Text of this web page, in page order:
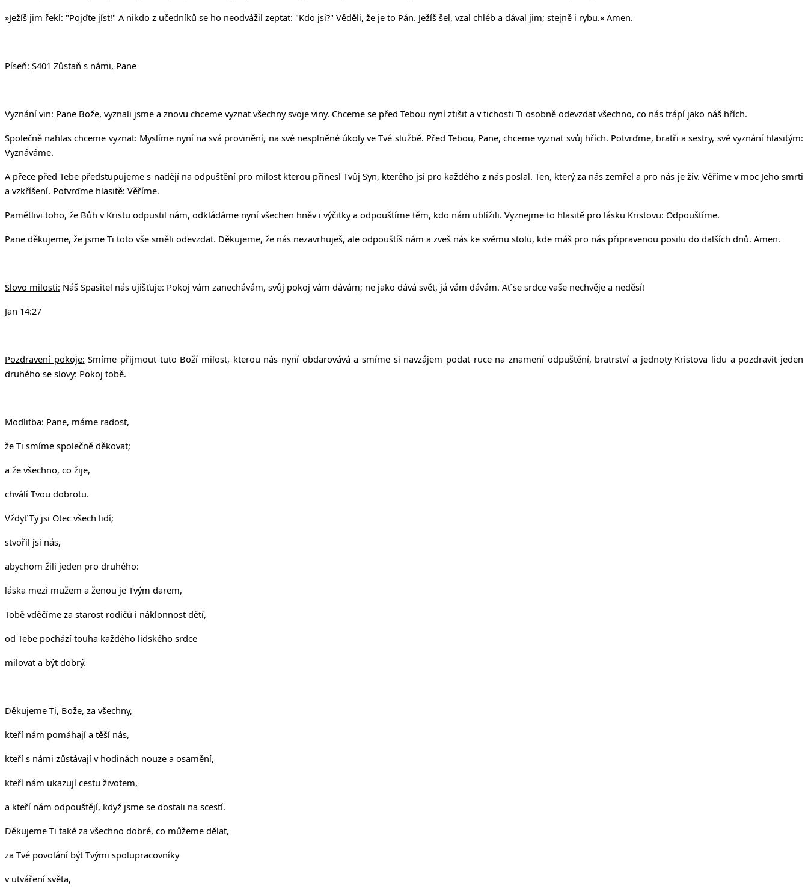
»Ježíš jim řekl: "Pojďte jíst!" A nikdo z učedníků se ho neodvážil zeptat: "Kdo jsi?" Věděli, že je to Pán. Ježíš šel, vzal chléb a dával jim; stejně i rybu.« Amen.
Píseň: S401 Zůstaň s námi, Pane
Vyznání vin: Pane Bože, vyznali jsme a znovu chceme vyznat všechny svoje viny. Chceme se před Tebou nyní ztišit a v tichosti Ti osobně odevzdat všechno, co nás trápí jako náš hřích.
Společně nahlas chceme vyznat: Myslíme nyní na svá provinění, na své nesplněné úkoly ve Tvé službě. Před Tebou, Pane, chceme vyznat svůj hřích. Potvrďme, bratři a sestry, své vyznání hlasitým:
Vyznáváme.
A přece před Tebe předstupujeme s nadějí na odpuštění pro milost kterou přinesl Tvůj Syn, kterého jsi pro každého z nás poslal. Ten, který za nás zemřel a pro nás je živ. Věříme v moc Jeho smrti
a vzkříšení. Potvrďme hlasitě: Věříme.
Pamětlivi toho, že Bůh v Kristu odpustil nám, odkládáme nyní všechen hněv i výčitky a odpouštíme těm, kdo nám ublížili. Vyznejme to hlasitě pro lásku Kristovu: Odpouštíme.
Pane děkujeme, že jsme Ti toto vše směli odevzdat. Děkujeme, že nás nezavrhuješ, ale odpouštíš nám a zveš nás ke svému stolu, kde máš pro nás připravenou posilu do dalších dnů. Amen.
Slovo milosti: Náš Spasitel nás ujišťuje: Pokoj vám zanechávám, svůj pokoj vám dávám; ne jako dává svět, já vám dávám. Ať se srdce vaše nechvěje a neděsí!
Jan 14:27
Pozdravení pokoje: Smíme přijmout tuto Boží milost, kterou nás nyní obdarovává a smíme si navzájem podat ruce na znamení odpuštění, bratrství a jednoty Kristova lidu a pozdravit jeden
druhého se slovy: Pokoj tobě.
Modlitba: Pane, máme radost,
že Ti smíme společně děkovat;
a že všechno, co žije,
chválí Tvou dobrotu.
Vždyť Ty jsi Otec všech lidí;
stvořil jsi nás,
abychom žili jeden pro druhého:
láska mezi mužem a ženou je Tvým darem,
Tobě vděčíme za starost rodičů i náklonnost dětí,
od Tebe pochází touha každého lidského srdce
milovat a být dobrý.
Děkujeme Ti, Bože, za všechny,
kteří nám pomáhají a těší nás,
kteří s námi zůstávají v hodinách nouze a osamění,
kteří nám ukazují cestu životem,
a kteří nám odpouštějí, když jsme se dostali na scestí.
Děkujeme Ti také za všechno dobré, co můžeme dělat,
za Tvé povolání být Tvými spolupracovníky
v utváření světa,